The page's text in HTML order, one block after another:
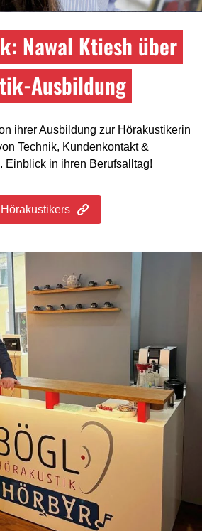
Nawal Ktiesh über
Ausbildung
ihrer Ausbildung zur Hörakustikerin
Technik, Kundenkontakt &
Einblick in ihren Berufsalltag!